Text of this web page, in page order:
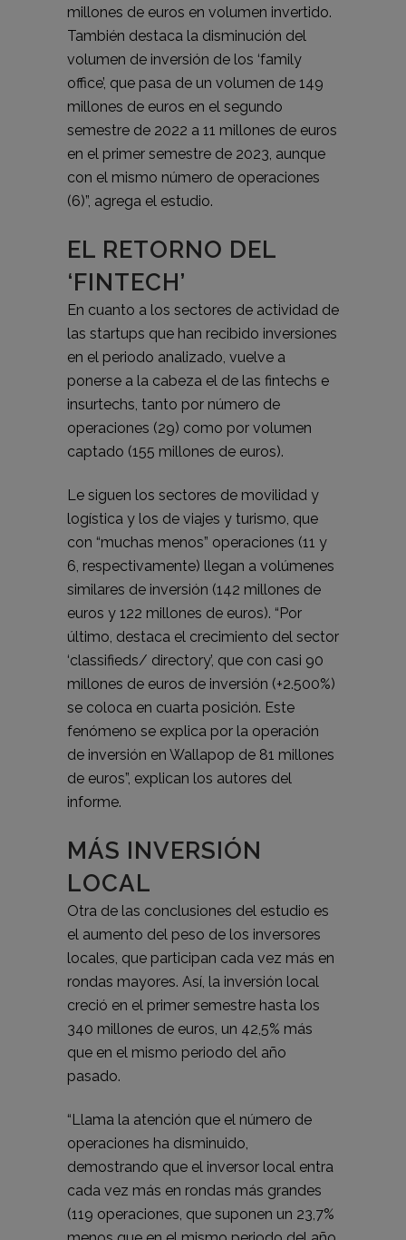
millones de euros en volumen invertido.
También destaca la disminución del
volumen de inversión de los ‘family
office’, que pasa de un volumen de 149
millones de euros en el segundo
semestre de 2022 a 11 millones de euros
en el primer semestre de 2023, aunque
con el mismo número de operaciones
(6)”, agrega el estudio.
EL RETORNO DEL
‘FINTECH’
En cuanto a los sectores de actividad de
las startups que han recibido inversiones
en el periodo analizado, vuelve a
ponerse a la cabeza el de las fintechs e
insurtechs, tanto por número de
operaciones (29) como por volumen
captado (155 millones de euros).
Le siguen los sectores de movilidad y
logística y los de viajes y turismo, que
con “muchas menos” operaciones (11 y
6, respectivamente) llegan a volúmenes
similares de inversión (142 millones de
euros y 122 millones de euros). “Por
último, destaca el crecimiento del sector
‘classifieds/ directory’, que con casi 90
millones de euros de inversión (+2.500%)
se coloca en cuarta posición. Este
fenómeno se explica por la operación
de inversión en Wallapop de 81 millones
de euros”, explican los autores del
informe.
MÁS INVERSIÓN
LOCAL
Otra de las conclusiones del estudio es
el aumento del peso de los inversores
locales, que participan cada vez más en
rondas mayores. Así, la inversión local
creció en el primer semestre hasta los
340 millones de euros, un 42,5% más
que en el mismo periodo del año
pasado.
“Llama la atención que el número de
operaciones ha disminuido,
demostrando que el inversor local entra
cada vez más en rondas más grandes
(119 operaciones, que suponen un 23,7%